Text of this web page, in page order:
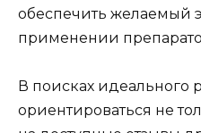
обеспечить желаемый
применении
В поисках идеального
ориентироваться не